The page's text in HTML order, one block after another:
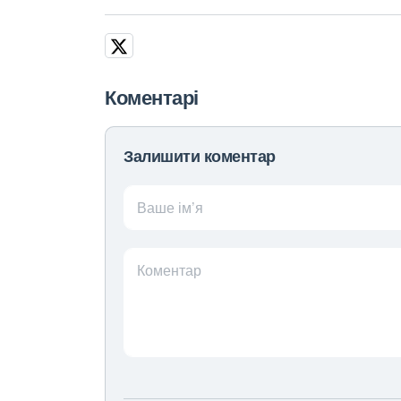
Коментарі
Залишити коментар
Ваше ім’я
Коментар